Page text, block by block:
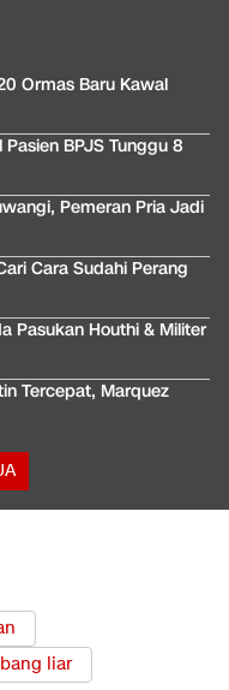
Ormas Baru Kawal
BPJS Tunggu 8
Pemeran Pria Jadi
Cara Sudahi Perang
Pasukan Houthi & Militer
Tercepat, Marquez
liar